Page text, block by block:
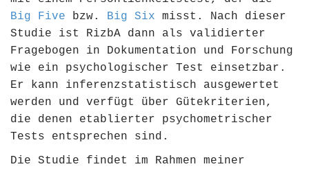
Big Five bzw. Big Six misst. Nach dieser
Studie ist RizbA dann als validierter
Fragebogen in Dokumentation und Forschung
wie ein psychologischer Test einsetzbar.
Er kann inferenzstatistisch ausgewertet
werden und verfügt über Gütekriterien,
die denen etablierter psychometrischer
Tests entsprechen sind.
Die Studie findet im Rahmen meiner